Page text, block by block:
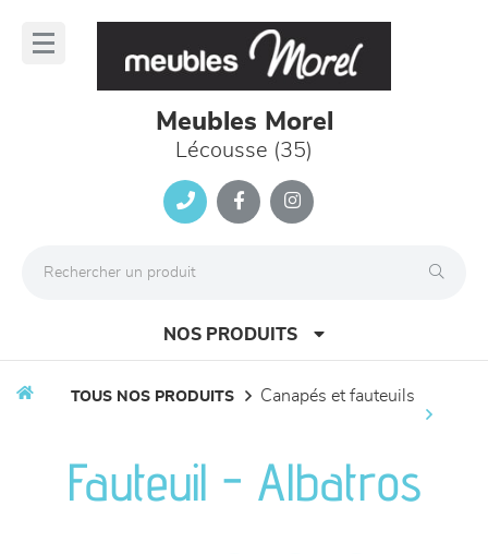
Meubles Morel
Lécousse (35)
NOS PRODUITS
séjours
TOUS NOS PRODUITS canapés et fauteuils
Fauteuil - Albatros